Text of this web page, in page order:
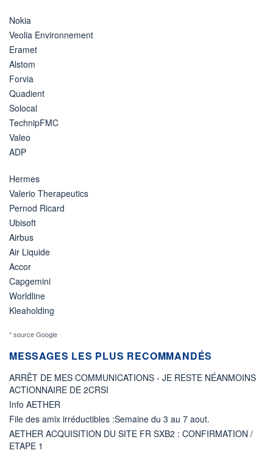
Nokia
Veolia Environnement
Eramet
Alstom
Forvia
Quadient
Solocal
TechnipFMC
Valeo
ADP
Hermes
Valerio Therapeutics
Pernod Ricard
Ubisoft
Airbus
Air Liquide
Accor
Capgemini
Worldline
Kleaholding
* source Google
MESSAGES LES PLUS RECOMMANDÉS
ARRÊT DE MES COMMUNICATIONS - JE RESTE NÉANMOINS
ACTIONNAIRE DE 2CRSI
Info AETHER
File des amix irréductibles :Semaine du 3 au 7 aout.
AETHER ACQUISITION DU SITE FR SXB2 : CONFIRMATION /
ETAPE 1